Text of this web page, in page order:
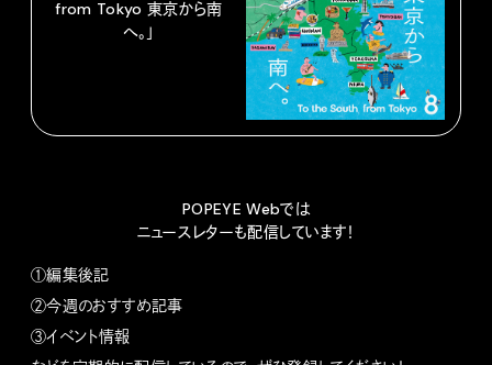
from Tokyo 東京から南
へ。」
POPEYE Webでは
ニュースレターも配信しています！
①編集後記
②今週のおすすめ記事
③イベント情報